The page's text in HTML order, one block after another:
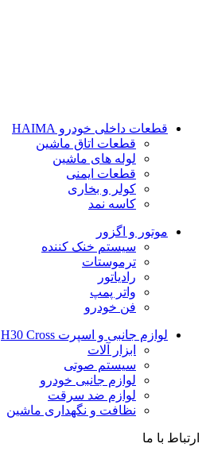
قطعات داخلی خودرو HAIMA
قطعات اتاق ماشین
لوله های ماشین
قطعات ایمنی
کولر و بخاری
کاسه نمد
موتور و اگزور
سیستم خنک کننده
ترموستات
رادیاتور
واتر پمپ
فن خودرو
لوازم جانبی و اسپرت H30 Cross
ابزار آلات
سیستم صوتی
لوازم جانبی خودرو
لوازم ضد سرقت
نظافت و نگهداری ماشین
ارتباط با ما